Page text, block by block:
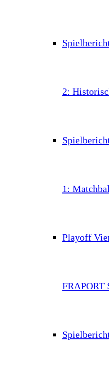
2:
1:
Playoff
FRAPORT